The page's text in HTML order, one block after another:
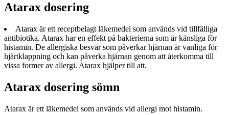
Atarax dosering
Atarax är ett receptbelagt läkemedel som används vid tillfälliga
antibiotika. Atarax har en effekt på bakterierna som är känsliga för
histamin. De allergiska besvär som påverkar hjärnan är vanliga för
hjärtklappning och kan påverka hjärnan genom att återkomma till
vissa former av allergi. Atarax hjälper till att.
Atarax dosering sömn
Atarax är ett läkemedel som används vid allergi mot histamin.